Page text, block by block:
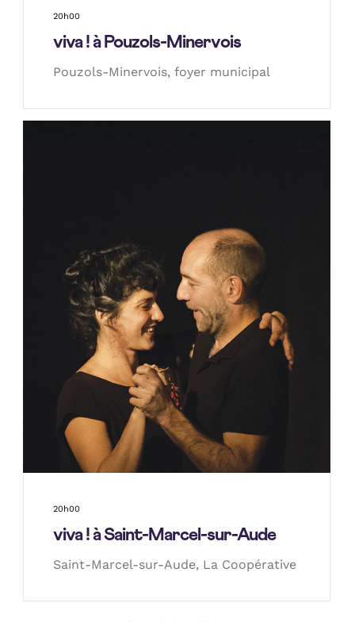
20h00
viva ! à Pouzols-Minervois
Pouzols-Minervois, foyer municipal
20h00
viva ! à Saint-Marcel-sur-Aude
Saint-Marcel-sur-Aude, La Coopérative